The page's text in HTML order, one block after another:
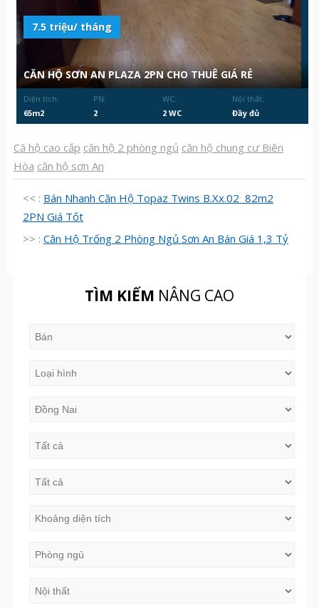
7.5 triệu/ tháng
CĂN HỘ SƠN AN PLAZA 2PN CHO THUÊ GIÁ RẺ
Diện tích:
65m2
PN:
2
WC:
2 WC
Nội thất:
Đầy đủ
Că hộ cao cấp căn hộ 2 phòng ngủ căn hộ chung cư Biên
Hòa căn hộ sơn An
<< : Bán Nhanh Căn Hộ Topaz Twins B.Xx.02 82m2
2PN Giá Tốt
>> : Căn Hộ Trống 2 Phòng Ngủ Sơn An Bán Giá 1,3 Tỷ
TÌM KIẾM NÂNG CAO